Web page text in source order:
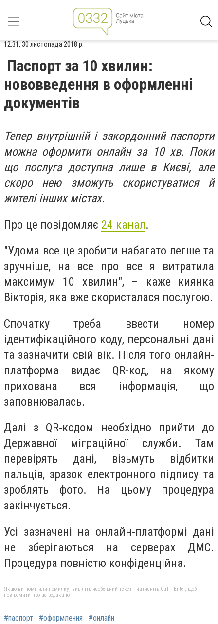
12:31, 30 листопада 2018 р.
Паспорт за 10 хвилин:
нововведення в оформленні
документів
Тепер внутрішній і закордонний паспорти
можна оформити онлайн за 10 хв. Поки
що послуга доступна лише в Києві, але
скоро нею зможуть скористуватися й
жителі інших містах.
Про це повідомляє 24 канал.
"Удома все це зробити набагато легше та
зручніше, на все про все я витратила
максимум 10 хвилин", – каже киянка
Вікторія, яка вже скористалася послугою.
Спочатку треба ввести номер
ідентифікаційного коду, персональні дані
та зазначити свій вік. Після того онлайн-
платформа видає QR-код, на якому
прихована вся інформація, що
заповнювалась.
Далі з QR-кодом необхідно прийти до
Державної міграційної служби. Там
перевірять дані, візьмуть відбитки
пальців, зразок електронного підпису та
зроблять фото. На цьому процедура
закінчується.
Усі зазначені на онлайн-платформі дані
не зберігаються на серверах ДМС.
Процедура повністю конфіденційна.
Якщо ви помітили помилку, виділіть необхідний текст і натисніть Ctrl + Enter, щоб
повідомити про це редакцію
#паспорт #оформлення #онлайн